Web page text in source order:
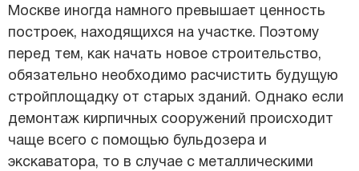
Москве иногда намного превышает ценность
построек, находящихся на участке. Поэтому
перед тем, как начать новое строительство,
обязательно необходимо расчистить будущую
стройплощадку от старых зданий. Однако если
демонтаж кирпичных сооружений происходит
чаще всего с помощью бульдозера и
экскаватора, то в случае с металлическими